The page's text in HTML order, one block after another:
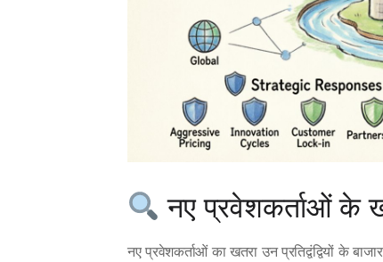
नए प्रवेशकर्ताओं के
नए प्रवेशकर्ताओं का खतरा उन प्रतिद्वंद्वियों के